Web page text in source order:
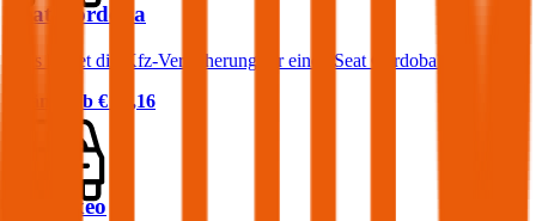
Seat Cordoba
Was kostet die Kfz-Versicherung für einen Seat Cordoba?
Prämie ab € 35,16
Seat Exeo